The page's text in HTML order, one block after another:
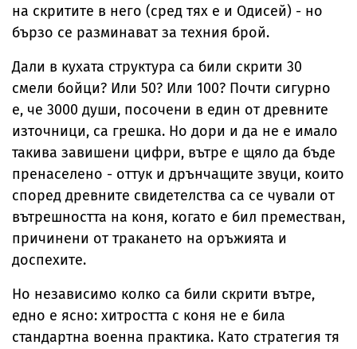
на скритите в него (сред тях е и Одисей) - но
бързо се разминават за техния брой.
Дали в кухата структура са били скрити 30
смели бойци? Или 50? Или 100? Почти сигурно
е, че 3000 души, посочени в един от древните
източници, са грешка. Но дори и да не е имало
такива завишени цифри, вътре е щяло да бъде
пренаселено - оттук и дрънчащите звуци, които
според древните свидетелства са се чували от
вътрешността на коня, когато е бил преместван,
причинени от тракането на оръжията и
доспехите.
Но независимо колко са били скрити вътре,
едно е ясно: хитростта с коня не е била
стандартна военна практика. Като стратегия тя